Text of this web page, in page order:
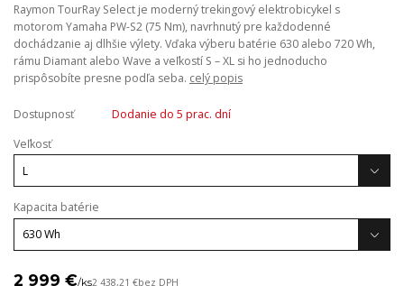
Raymon TourRay Select je moderný trekingový elektrobicykel s
motorom Yamaha PW-S2 (75 Nm), navrhnutý pre každodenné
dochádzanie aj dlhšie výlety. Vďaka výberu batérie 630 alebo 720 Wh,
rámu Diamant alebo Wave a veľkostí S – XL si ho jednoducho
prispôsobíte presne podľa seba. celý popis
Dostupnosť
Dodanie do 5 prac. dní
Veľkosť
Kapacita batérie
2 999 €/ks2 438,21 €bez DPH